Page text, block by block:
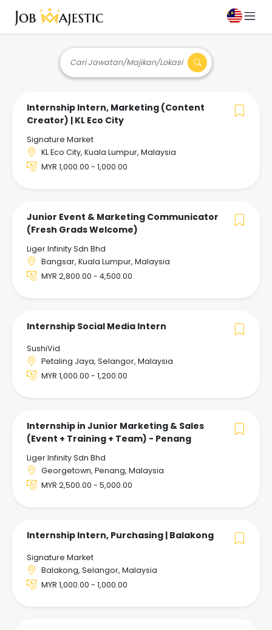
Cari Jawatan/Majikan/Lokasi
Internship Intern, Marketing (Content
Creator) | KL Eco City
Signature Market
KL Eco City, Kuala Lumpur, Malaysia
MYR 1,000.00 - 1,000.00
Junior Event & Marketing Communicator
(Fresh Grads Welcome)
Liger Infinity Sdn Bhd
Bangsar, Kuala Lumpur, Malaysia
MYR 2,800.00 - 4,500.00
Internship Social Media Intern
SushiVid
Petaling Jaya, Selangor, Malaysia
MYR 1,000.00 - 1,200.00
Internship in Junior Marketing & Sales
(Event + Training + Team) - Penang
Liger Infinity Sdn Bhd
Georgetown, Penang, Malaysia
MYR 2,500.00 - 5,000.00
Internship Intern, Purchasing | Balakong
Signature Market
Balakong, Selangor, Malaysia
MYR 1,000.00 - 1,000.00